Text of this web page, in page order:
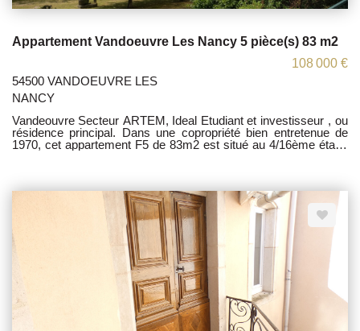
Appartement Vandoeuvre Les Nancy 5 pièce(s) 83 m2
108 000 €
54500 VANDOEUVRE LES
NANCY
Vandeouvre Secteur ARTEM, Ideal Etudiant et investisseur , ou
résidence principal. Dans une copropriété bien entretenue de
1970, cet appartement F5 de 83m2 est situé au 4/16ème étage
et des toilettes. Chauffage collectif. Montant de la charge
annuelle : 3400 euros, incluant : (Eau froide, chaude, ascenseur,
conciergerie, etc.) les honoraires sont à la charge du vendeur
Les informations sur les risques auxquels ce bien est exposé
sont disponibles sur le site Géorisques :
www.georisques.gouv.fr Contactez-moi au 06 16 38 36 82 ou